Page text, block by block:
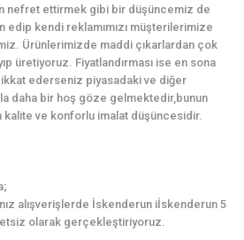
nefret ettirmek gibi bir düşüncemiz de
kendi reklamımızı müşterilerimize
Ürünlerimizde maddi çıkarlardan çok
üretiyoruz. Fiyatlandırması ise en sona
ederseniz piyasadaki ve diğer
daha bir hoş göze gelmektedir,bunun
kalite ve konforlu imalat düşüncesidir.
alışverişlerde İskenderun iİskenderun 5
olarak gerçekleştiriyoruz.